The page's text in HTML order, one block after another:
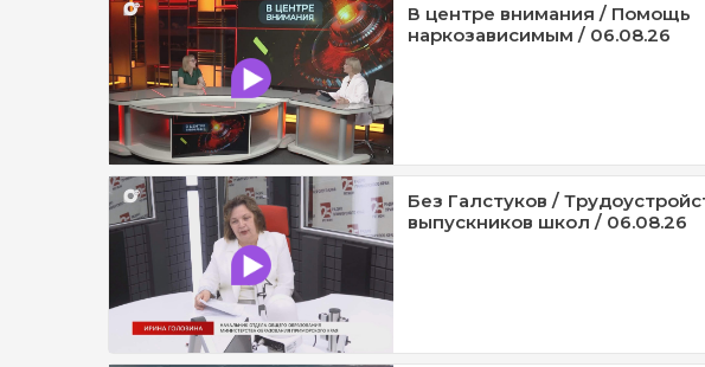
В центре внимания / Помощь
наркозависимым / 06.08.26
Без Галстуков /
выпускников школ / 06.08.26